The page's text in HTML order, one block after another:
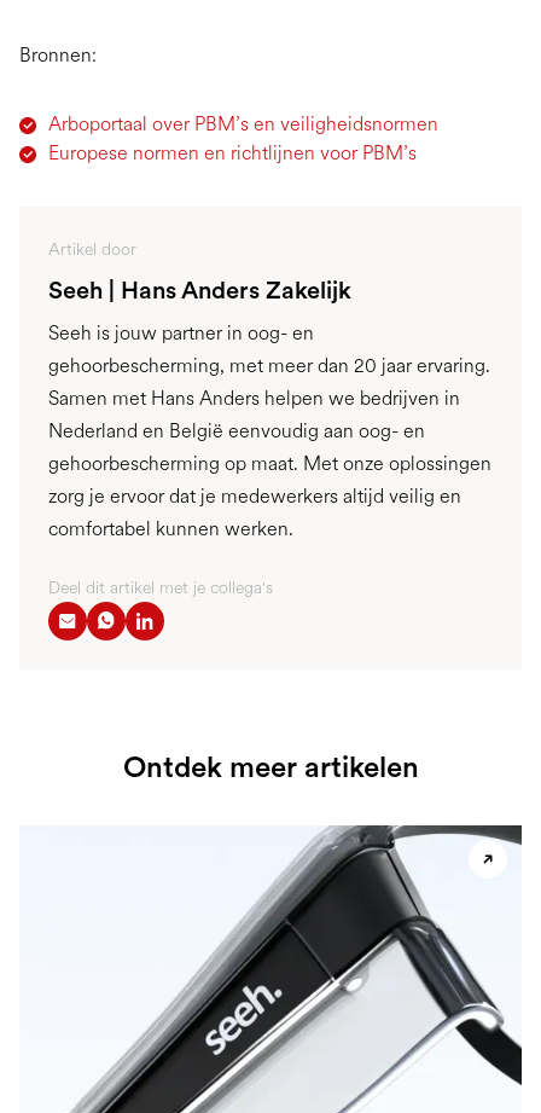
Bronnen:
Arboportaal over PBM’s en veiligheidsnormen
Europese normen en richtlijnen voor PBM’s
Artikel door
Seeh | Hans Anders Zakelijk
Seeh is jouw partner in oog- en
gehoorbescherming, met meer dan 20 jaar ervaring.
Samen met Hans Anders helpen we bedrijven in
Nederland en België eenvoudig aan oog- en
gehoorbescherming op maat. Met onze oplossingen
zorg je ervoor dat je medewerkers altijd veilig en
comfortabel kunnen werken.
Deel dit artikel met je collega's
Ontdek meer artikelen